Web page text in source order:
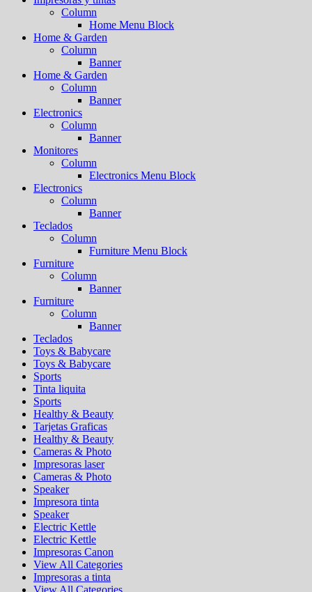
Column
Home Menu Block
Home & Garden
Column
Banner
Home & Garden
Column
Banner
Electronics
Column
Banner
Monitores
Column
Electronics Menu Block
Electronics
Column
Banner
Teclados
Column
Furniture Menu Block
Furniture
Column
Banner
Furniture
Column
Banner
Teclados
Toys & Babycare
Toys & Babycare
Sports
Tinta liquita
Sports
Healthy & Beauty
Tarjetas Graficas
Healthy & Beauty
Cameras & Photo
Impresoras laser
Cameras & Photo
Speaker
Impresora tinta
Speaker
Electric Kettle
Electric Kettle
Impresoras Canon
View All Categories
Impresoras a tinta
View All Categories